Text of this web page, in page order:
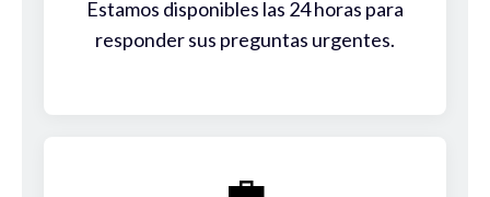
Estamos disponibles las 24 horas para
responder sus preguntas urgentes.